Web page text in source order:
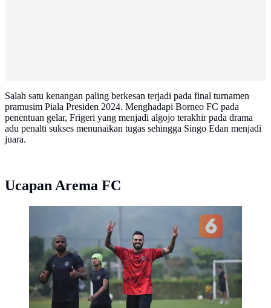
Salah satu kenangan paling berkesan terjadi pada final turnamen
pramusim Piala Presiden 2024. Menghadapi Borneo FC pada
penentuan gelar, Frigeri yang menjadi algojo terakhir pada drama
adu penalti sukses menunaikan tugas sehingga Singo Edan menjadi
juara.
Ucapan Arema FC
Thales Lira dan Lucas Frigeri penuh senyum dalam sesi
latihan Arema FC di Lapangan ARG, Kabupaten
Malang, Selasa (12/03/2025) sore WIB.
(Bola.com/Iwan Setiawan)